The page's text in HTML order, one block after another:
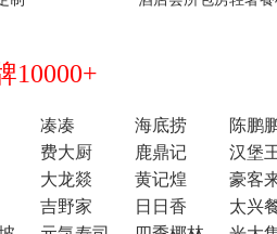
10000+
凑凑 海底捞
陈鹏
费大厨
鹿鼎记
汉堡
大龙燚
黄记煌
豪客
吉野家
日日香
太兴